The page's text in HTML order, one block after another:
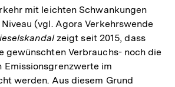
mit leichten Schwankungen
(vgl. Agora Verkehrswende
zeigt seit 2015, dass
gewünschten Verbrauchs- noch die
Emissionsgrenzwerte im
werden. Aus diesem Grund